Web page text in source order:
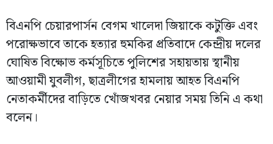
বিএনপি চেয়ারপার্সন বেগম খালেদা জিয়াকে কটুক্তি এবং
পরোক্ষভাবে তাকে হত্যার হুমকির প্রতিবাদে কেন্দ্রীয় দলের
ঘোষিত বিক্ষোভ কর্মসূচিতে পুলিশের সহায়তায় স্থানীয়
আওয়ামী যুবলীগ, ছাত্রলীগের হামলায় আহত বিএনপি
নেতাকর্মীদের বাড়িতে খোঁজখবর নেয়ার সময় তিনি এ কথা
বলেন।